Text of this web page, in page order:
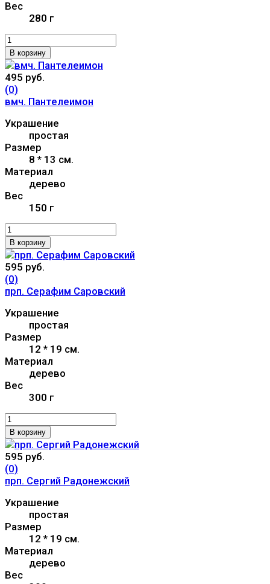
Вес
280 г
В корзину
495 руб.
(0)
вмч. Пантелеимон
Украшение
простая
Размер
8 * 13 см.
Материал
дерево
Вес
150 г
В корзину
595 руб.
(0)
прп. Серафим Саровский
Украшение
простая
Размер
12 * 19 см.
Материал
дерево
Вес
300 г
В корзину
595 руб.
(0)
прп. Сергий Радонежский
Украшение
простая
Размер
12 * 19 см.
Материал
дерево
Вес